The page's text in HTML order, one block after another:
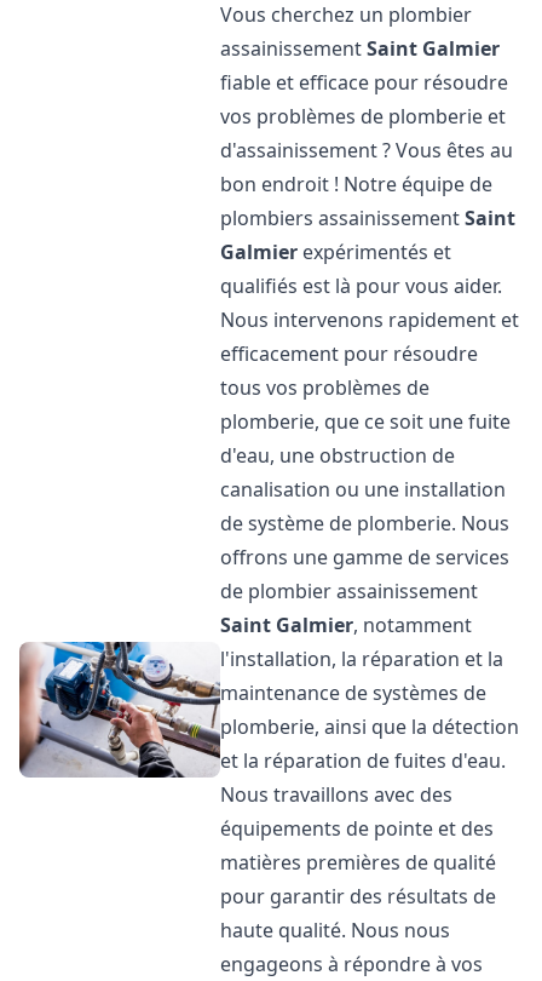
Vous cherchez un plombier
assainissementSaint Galmier
fiable et efficace pour résoudre
vos problèmes de plomberie et
d'assainissement ? Vous êtes au
bon endroit ! Notre équipe de
plombiers assainissementSaint
Galmier expérimentés et
qualifiés est là pour vous aider.
Nous intervenons rapidement et
efficacement pour résoudre
tous vos problèmes de
plomberie, que ce soit une fuite
d'eau, une obstruction de
canalisation ou une installation
de système de plomberie. Nous
offrons une gamme de services
de plombier assainissement
Saint Galmier, notamment
l'installation, la réparation et la
maintenance de systèmes de
plomberie, ainsi que la détection
et la réparation de fuites d'eau.
Nous travaillons avec des
équipements de pointe et des
matières premières de qualité
pour garantir des résultats de
haute qualité. Nous nous
engageons à répondre à vos